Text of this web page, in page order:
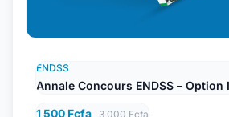
ENDSS
Annale Concours ENDSS –
1 500 Fcfa 3 000 Fcfa